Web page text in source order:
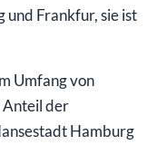
der Hamburger
und Frankfur, sie ist
Umfang von
Anteil der
Hamburg